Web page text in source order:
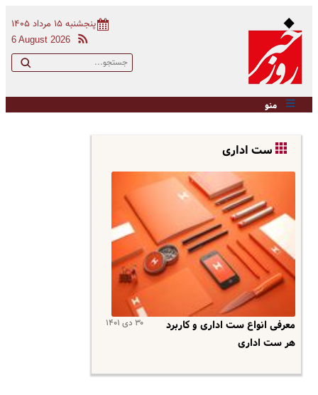
پنجشنبه ۱۵ مرداد ۱۴۰۵
6 August 2026
منو
ست اداری
۳۰ دی ۱۴۰۱
معرفی انواع ست اداری و کاربرد
هر ست اداری